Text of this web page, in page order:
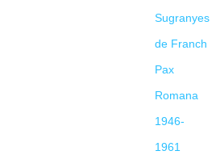
Sugranyes
de Franch
Pax
Romana
1946-
1961